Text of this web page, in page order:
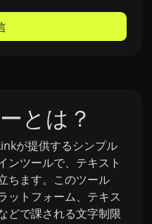
とは？
が提供するシンプル
ンツールで、テキスト
ちます。このツール
ットフォーム、テキス
どで課される文字制限